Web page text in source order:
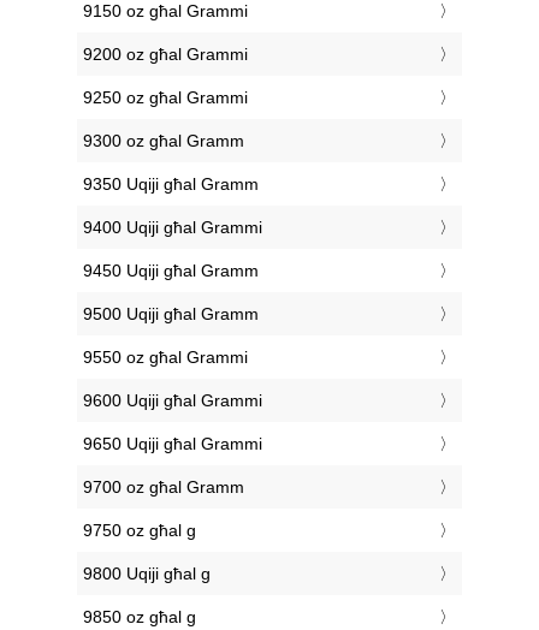
9150 oz għal Grammi
9200 oz għal Grammi
9250 oz għal Grammi
9300 oz għal Gramm
9350 Uqiji għal Gramm
9400 Uqiji għal Grammi
9450 Uqiji għal Gramm
9500 Uqiji għal Gramm
9550 oz għal Grammi
9600 Uqiji għal Grammi
9650 Uqiji għal Grammi
9700 oz għal Gramm
9750 oz għal g
9800 Uqiji għal g
9850 oz għal g